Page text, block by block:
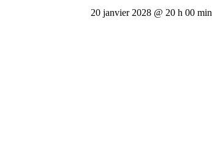
20 janvier 2028 @ 20 h 00 min